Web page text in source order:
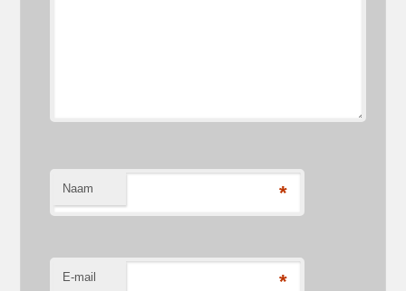
Naam *
E-mail *